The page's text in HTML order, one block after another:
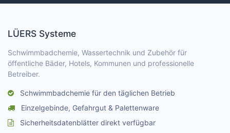
LÜERS Systeme
Schwimmbadchemie, Wassertechnik und Zubehör für
öffentliche Bäder, Hotels, Kommunen und professionelle
Betreiber.
Schwimmbadchemie für den täglichen Betrieb
Einzelgebinde, Gefahrgut & Palettenware
Sicherheitsdatenblätter direkt verfügbar